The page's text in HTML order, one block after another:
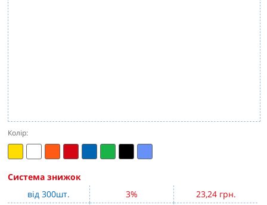
Колір:
Система знижок
від 300шт.
3%
23,24 грн.